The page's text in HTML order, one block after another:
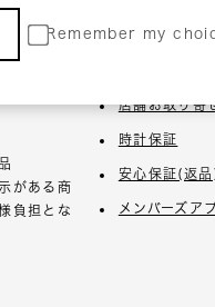
Remember my
がある商
負担とな
サービス
店舗お取り寄
時計保証
安心保証(返品
メンバーズア